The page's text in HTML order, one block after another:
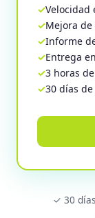
Velocidad
Mejora de
Informe
Entrega
3 horas
30 días
✓ 30